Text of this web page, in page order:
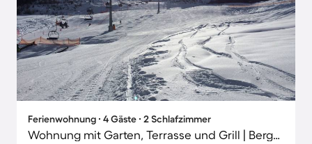
Ferienwohnung ∙ 4 Gäste ∙ 2 Schlafzimmer
Wohnung mit Garten, Terrasse und Grill | Bergblick | Ideal für Homeoffice